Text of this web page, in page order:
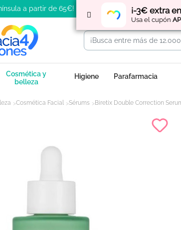
¡-3€ extra
Usa el cupón
a partir de 65€!
Cosmética y
belleza
Higiene Parafarmacia
Cosmética Facial Sérums Biretix Double Correction